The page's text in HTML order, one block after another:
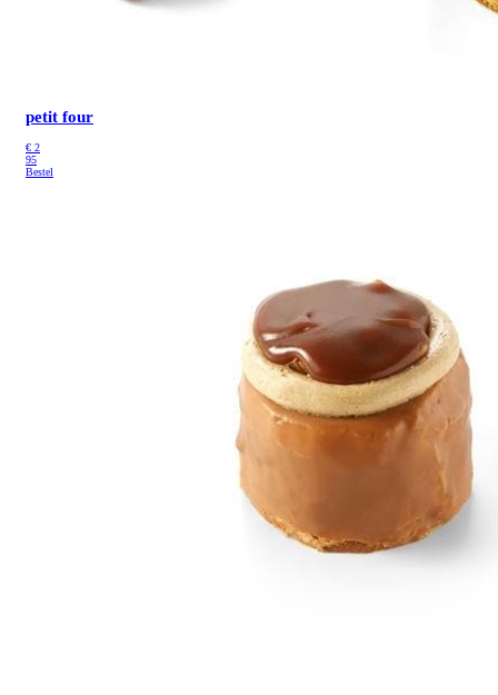
petit four
€ 2
95
Bestel